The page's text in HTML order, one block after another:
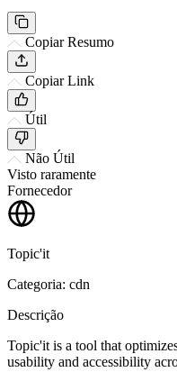
Copiar Resumo
Copiar Link
Útil
Não Útil
Visto raramente
Fornecedor
Topic'it
Categoria: cdn
Descrição
Topic'it is a tool that
usability and accessibility